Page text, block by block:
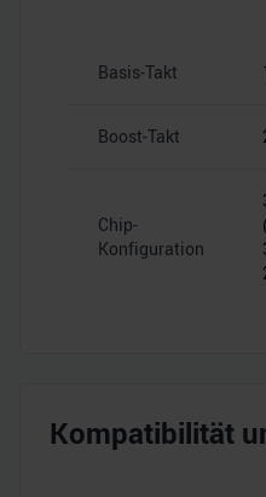
Basis-Takt
Boost-Takt
Chip-
Konfiguration
Kompatibilität